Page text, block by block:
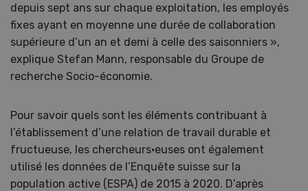
depuis sept ans sur chaque exploitation, les employés
fixes ayant en moyenne une durée de collaboration
supérieure d’un an et demi à celle des saisonniers »,
explique Stefan Mann, responsable du Groupe de
recherche Socio-économie.
Pour savoir quels sont les éléments contribuant à
l’établissement d’une relation de travail durable et
fructueuse, les chercheurs·euses ont également
utilisé les données de l’Enquête suisse sur la
population active (ESPA) de 2015 à 2020. D’après